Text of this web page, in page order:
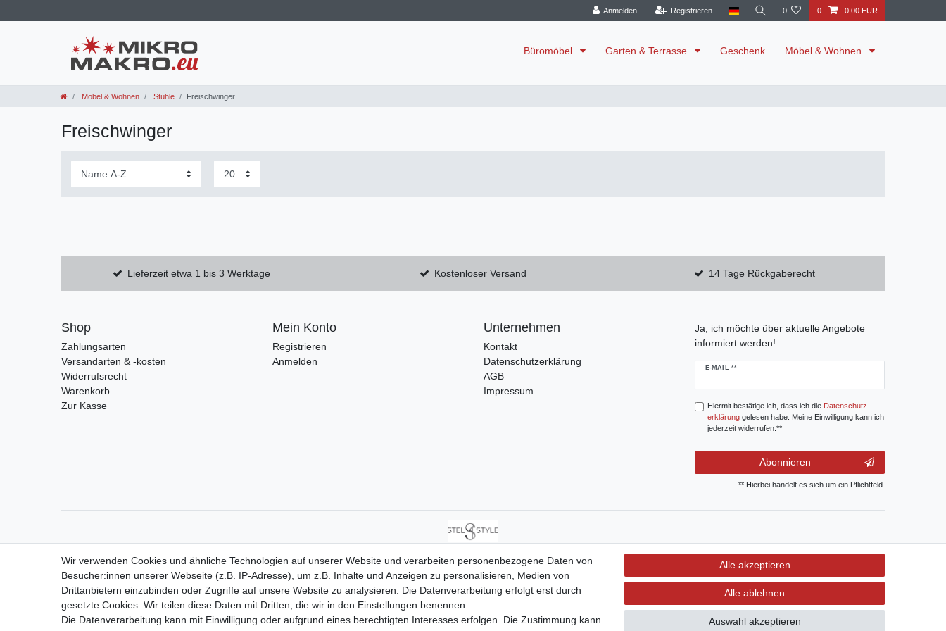
Anmelden Registrieren 0 0 0,00 EUR
Büromöbel Garten & Terrasse Geschenk Möbel & Wohnen
Möbel & Wohnen Stühle Freischwinger
Freischwinger
Lieferzeit etwa 1 bis 3 Werktage Kostenloser Versand 14 Tage Rückgaberecht
Shop
Zahlungsarten
Versandarten & -kosten
Widerrufsrecht
Warenkorb
Zur Kasse
Mein Konto
Registrieren
Anmelden
Unternehmen
Kontakt
Datenschutzerklärung
AGB
Impressum
Ja, ich möchte über aktuelle Angebote
informiert werden!
E-MAIL **
Hiermit bestätige ich, dass ich die Daten­schutz­
erklärunggelesen habe. Meine Einwilligung kann ich
jederzeit widerrufen.**
Abonnieren
** Hierbei handelt es sich um ein Pflichtfeld.
Wir verwenden Cookies und ähnliche Technologien auf unserer Website und verarbeiten personenbezogene Daten von
Besucher:innen unserer Webseite (z.B. IP-Adresse), um z.B. Inhalte und Anzeigen zu personalisieren, Medien von
Drittanbietern einzubinden oder Zugriffe auf unsere Website zu analysieren. Die Datenverarbeitung erfolgt erst durch
gesetzte Cookies. Wir teilen diese Daten mit Dritten, die wir in den Einstellungen benennen.
Die Datenverarbeitung kann mit Einwilligung oder aufgrund eines berechtigten Interesses erfolgen. Die Zustimmung kann
Alle akzeptieren
Alle ablehnen
Auswahl akzeptieren